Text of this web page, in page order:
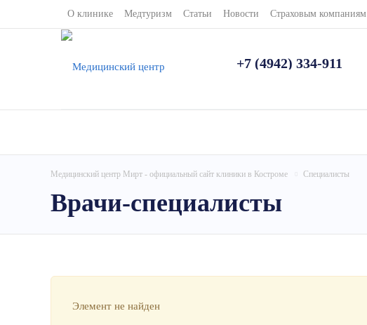
О клинике Медтуризм Статьи Новости Страховым компаниям
+7 (4942) 334-911
Медицинский центр Мирт - официальный сайт клиники в Костроме Специалисты
Врачи-специалисты
Элемент не найден